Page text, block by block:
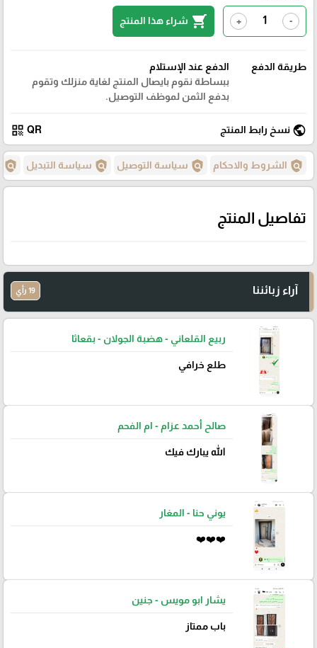
-
+
shopping_cart شراء هذا المنتج
طريقة الدفع
الدفع عند الإستلام
ببساطة نقوم بايصال المنتج لغاية منزلك وتقوم
بدفع الثمن لموظف التوصيل.
public نسخ رابط المنتج QR
qr_code
policy الشروط والاحكام policy سياسة التوصيل policy سياسة التبديل policy
تفاصيل المنتج
آراء زبائننا 19 رأي
ربيع القلعاني - هضبة الجولان - بقعاثا
طلع خرافي
صالح أحمد عزام - ام الفحم
الله يبارك فيك
يوني حنا - المغار
❤️❤️❤️
يشار ابو مويس - جنين
باب ممتاز